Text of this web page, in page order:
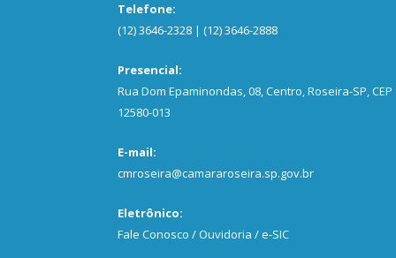
Telefone:
(12) 3646-2328 | (12) 3646-2888
Presencial:
Rua Dom Epaminondas, 08, Centro, Roseira-SP, CEP
12580-013
E-mail:
cmroseira@camararoseira.sp.gov.br
Eletrônico:
Fale Conosco / Ouvidoria / e-SIC